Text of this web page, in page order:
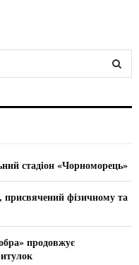
C
стадіон «Чорноморець»
присвячений фізичному та
продовжує